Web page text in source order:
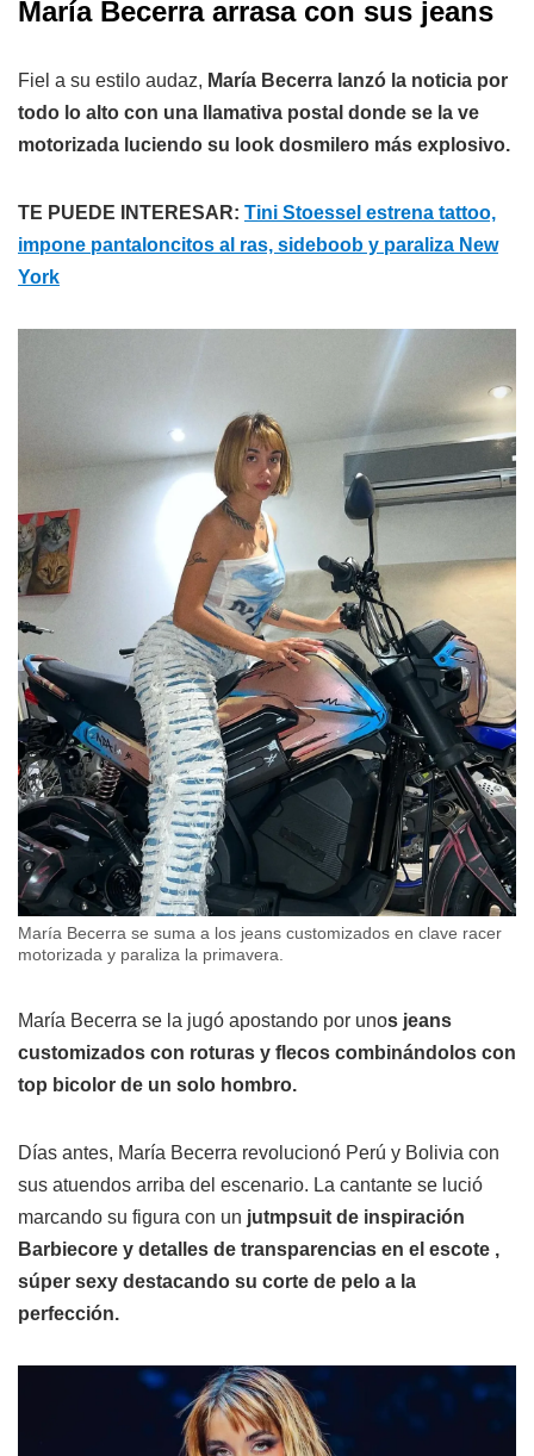
María Becerra arrasa con sus jeans
Fiel a su estilo audaz, María Becerra lanzó la noticia por
todo lo alto con una llamativa postal donde se la ve
motorizada luciendo su look dosmilero más explosivo.
TE PUEDE INTERESAR: Tini Stoessel estrena tattoo,
impone pantaloncitos al ras, sideboob y paraliza New
York
María Becerra se suma a los jeans customizados en clave racer
motorizada y paraliza la primavera.
María Becerra se la jugó apostando por unos jeans
customizados con roturas y flecos combinándolos con
top bicolor de un solo hombro.
Días antes, María Becerra revolucionó Perú y Bolivia con
sus atuendos arriba del escenario. La cantante se lució
marcando su figura con un jutmpsuit de inspiración
Barbiecore y detalles de transparencias en el escote ,
súper sexy destacando su corte de pelo a la
perfección.